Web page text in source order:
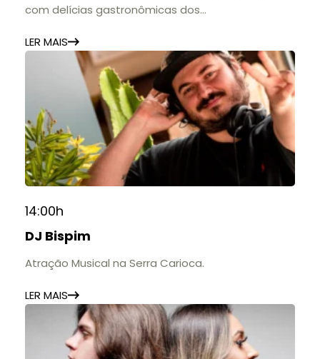
com delícias gastronômicas dos
LER MAIS
14:00h
DJ Bispim
Atração Musical na Serra Carioca.
LER MAIS